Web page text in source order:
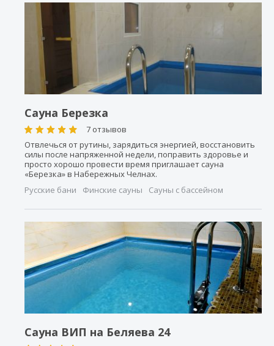
Сауна Березка
7 отзывов
Отвлечься от рутины, зарядиться энергией, восстановить
силы после напряженной недели, поправить здоровье и
просто хорошо провести время приглашает сауна
«Березка» в Набережных Челнах.
Русские бани
Финские сауны Сауны с бассейном
Сауна ВИП на Беляева 24